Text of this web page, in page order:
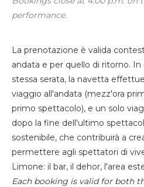
performance.
La prenotazione è valida
andata e per quello di ritorno.
stessa serata, la navetta
viaggio all'andata (mezz'ora
primo spettacolo), e un solo
dopo la fine dell'ultimo
sostenibile, che contribuirà a
permettere agli spettatori di
Limone: il bar, il dehor, l'area
Each booking is valid for both